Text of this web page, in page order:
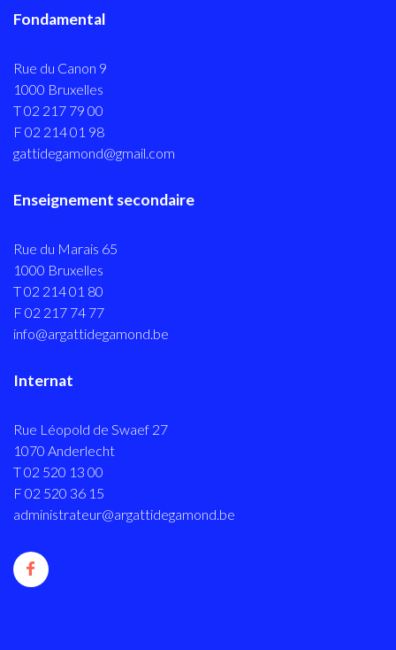
Fondamental
Rue du Canon 9
1000 Bruxelles
T 02 217 79 00
F 02 214 01 98
gattidegamond@gmail.com
Enseignement secondaire
Rue du Marais 65
1000 Bruxelles
T 02 214 01 80
F 02 217 74 77
info@argattidegamond.be
Internat
Rue Léopold de Swaef 27
1070 Anderlecht
T 02 520 13 00
F 02 520 36 15
administrateur@argattidegamond.be